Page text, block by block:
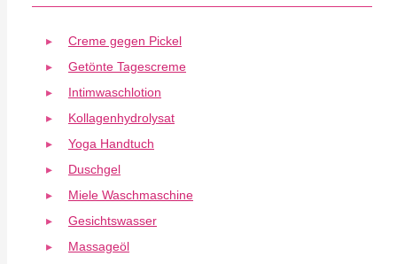
Creme gegen Pickel
Getönte Tagescreme
Intimwaschlotion
Kollagenhydrolysat
Yoga Handtuch
Duschgel
Miele Waschmaschine
Gesichtswasser
Massageöl